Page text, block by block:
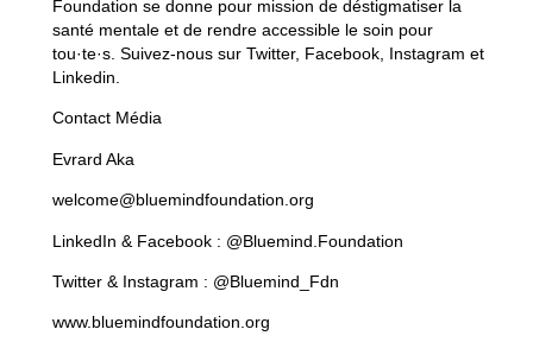
Foundation se donne pour mission de déstigmatiser la
santé mentale et de rendre accessible le soin pour
tou·te·s. Suivez-nous sur Twitter, Facebook, Instagram et
Linkedin.
Contact Média
Evrard Aka
welcome@bluemindfoundation.org
LinkedIn & Facebook : @Bluemind.Foundation
Twitter & Instagram : @Bluemind_Fdn
www.bluemindfoundation.org